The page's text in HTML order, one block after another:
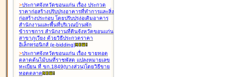
>ประกาศจังหวัดขอนแก่น เรื่อง ประกวด
ราคาก่อสร้างปรับปรุงอาคารที่ทำการและสิ่ง
ก่อสร้างประกอบ โดยปรับปรุง่อเติมอาคาร
สำนักงานและพื้นที่บริเวณบ้านพัก
ข้าราชการ สำนักงานที่ดินจังหวัดขอนแก่น
สาขาภูเวียง ด้วยวิธีประกวดราคา
อิเล็กทรอนิกส์ (e-bidding)
>ประกาศจังหวัดขอนแก่น เรื่อง ขายทอด
ตลาดต้นไม้บนที่ราชพัสดุ แปลงหมายเลข
ทะเบียน ที่ ขก.1849(บางส่วน)โดยวิธีขาย
ทอดตลาด